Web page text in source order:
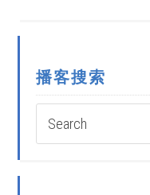
播客搜索